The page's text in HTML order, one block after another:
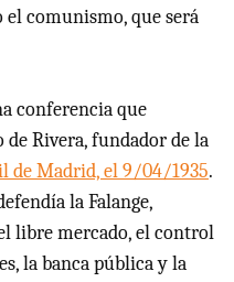
el comunismo, que será
conferencia que
Rivera, fundador de la
de Madrid, el 9/04/1935.
la Falange,
libre mercado, el control
la banca pública y la